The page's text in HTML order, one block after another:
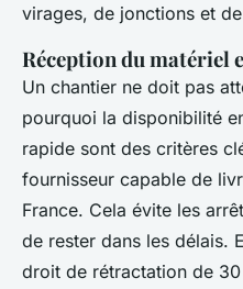
virages, de jonctions et
Réception du matériel
Un chantier ne doit pas
pourquoi la disponibilité
rapide sont des critères
fournisseur capable de
France. Cela évite les
de rester dans les délais.
droit de rétractation de